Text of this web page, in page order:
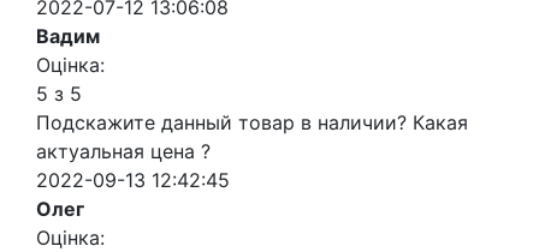
2022-07-12 13:06:08
Вадим
Оцінка:
5 з 5
Подскажите данный товар в наличии? Какая
актуальная цена ?
2022-09-13 12:42:45
Олег
Оцінка: